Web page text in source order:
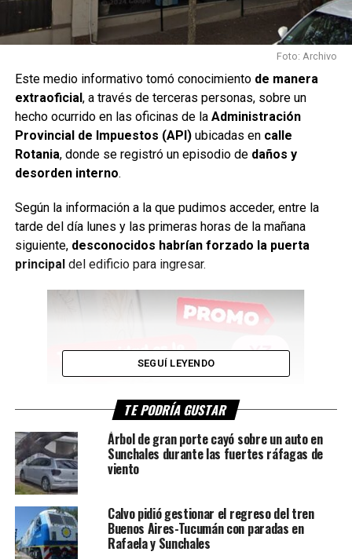
Foto: Archivo
Este medio informativo tomó conocimiento de manera
extraoficial, a través de terceras personas, sobre un
hecho ocurrido en las oficinas de la Administración
Provincial de Impuestos (API)ubicadas en calle
Rotania, donde se registró un episodio de daños y
desorden interno.
Según la información a la que pudimos acceder, entre la
tarde del día lunes y las primeras horas de la mañana
siguiente, desconocidos habrían forzado la puerta
principaldel edificio para ingresar.
SEGUÍ LEYENDO
TE PODRÍA GUSTAR
Árbol de gran porte cayó sobre un auto en
Sunchales durante las fuertes ráfagas de
viento
Calvo pidió gestionar el regreso del tren
Buenos Aires-Tucumán con paradas en
Rafaela y Sunchales